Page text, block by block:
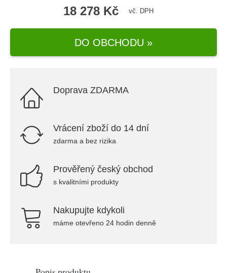
18 278 Kč vč. DPH
DO OBCHODU »
Doprava ZDARMA
Vrácení zboží do 14 dní
zdarma a bez rizika
Prověřený český obchod
s kvalitními produkty
Nakupujte kdykoli
máme otevřeno 24 hodin denně